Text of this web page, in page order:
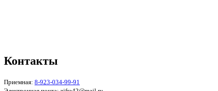
Контакты
Приемная: 8-923-034-99-91